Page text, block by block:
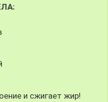
и сжигает жир!